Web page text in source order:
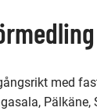
med